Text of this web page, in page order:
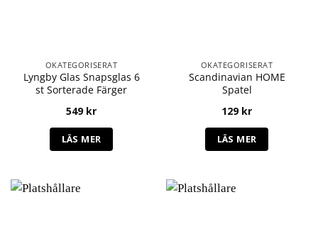
OKATEGORISERAT
Lyngby Glas Snapsglas 6
st Sorterade Färger
549 kr
LÄS MER
OKATEGORISERAT
Scandinavian HOME
Spatel
129 kr
LÄS MER